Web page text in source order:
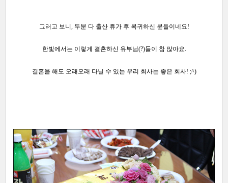
그러고 보니, 두분 다 출산 휴가 후 복귀하신 분들이네요!
한빛에서는 이렇게 결혼하신 유부님(?)들이 참 많아요.
결혼을 해도 오래오래 다닐 수 있는 우리 회사는 좋은 회사! ;^)